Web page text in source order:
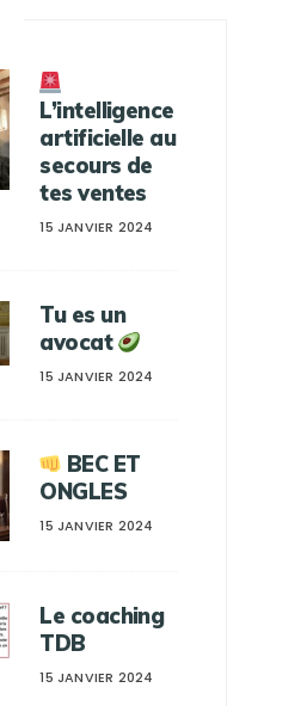
L’intelligence
artificielle au
secours de
tes ventes
15 JANVIER 2024
Tu es un
avocat
15 JANVIER 2024
BEC ET
ONGLES
15 JANVIER 2024
Le coaching
TDB
15 JANVIER 2024